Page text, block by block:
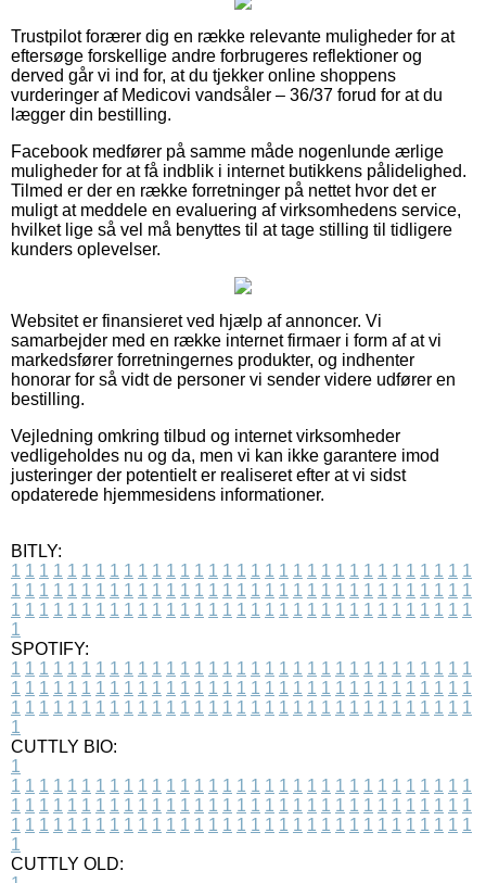
Trustpilot forærer dig en række relevante muligheder for at
eftersøge forskellige andre forbrugeres reflektioner og
derved går vi ind for, at du tjekker online shoppens
vurderinger af Medicovi vandsåler – 36/37 forud for at du
lægger din bestilling.
Facebook medfører på samme måde nogenlunde ærlige
muligheder for at få indblik i internet butikkens pålidelighed.
Tilmed er der en række forretninger på nettet hvor det er
muligt at meddele en evaluering af virksomhedens service,
hvilket lige så vel må benyttes til at tage stilling til tidligere
kunders oplevelser.
Websitet er finansieret ved hjælp af annoncer. Vi
samarbejder med en række internet firmaer i form af at vi
markedsfører forretningernes produkter, og indhenter
honorar for så vidt de personer vi sender videre udfører en
bestilling.
Vejledning omkring tilbud og internet virksomheder
vedligeholdes nu og da, men vi kan ikke garantere imod
justeringer der potentielt er realiseret efter at vi sidst
opdaterede hjemmesidens informationer.
BITLY:
1 1 1 1 1 1 1 1 1 1 1 1 1 1 1 1 1 1 1 1 1 1 1 1 1 1 1 1 1 1 1 1 1
1 1 1 1 1 1 1 1 1 1 1 1 1 1 1 1 1 1 1 1 1 1 1 1 1 1 1 1 1 1 1 1 1
1 1 1 1 1 1 1 1 1 1 1 1 1 1 1 1 1 1 1 1 1 1 1 1 1 1 1 1 1 1 1 1 1
1
SPOTIFY:
1 1 1 1 1 1 1 1 1 1 1 1 1 1 1 1 1 1 1 1 1 1 1 1 1 1 1 1 1 1 1 1 1
1 1 1 1 1 1 1 1 1 1 1 1 1 1 1 1 1 1 1 1 1 1 1 1 1 1 1 1 1 1 1 1 1
1 1 1 1 1 1 1 1 1 1 1 1 1 1 1 1 1 1 1 1 1 1 1 1 1 1 1 1 1 1 1 1 1
1
CUTTLY BIO:
1
1 1 1 1 1 1 1 1 1 1 1 1 1 1 1 1 1 1 1 1 1 1 1 1 1 1 1 1 1 1 1 1 1
1 1 1 1 1 1 1 1 1 1 1 1 1 1 1 1 1 1 1 1 1 1 1 1 1 1 1 1 1 1 1 1 1
1 1 1 1 1 1 1 1 1 1 1 1 1 1 1 1 1 1 1 1 1 1 1 1 1 1 1 1 1 1 1 1 1
1
CUTTLY OLD: